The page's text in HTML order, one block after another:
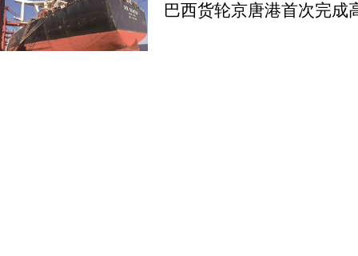
巴西货轮京唐港首次完成